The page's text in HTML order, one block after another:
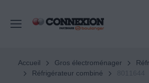
Accueil Gros électroménager
Réfrigérateur combiné